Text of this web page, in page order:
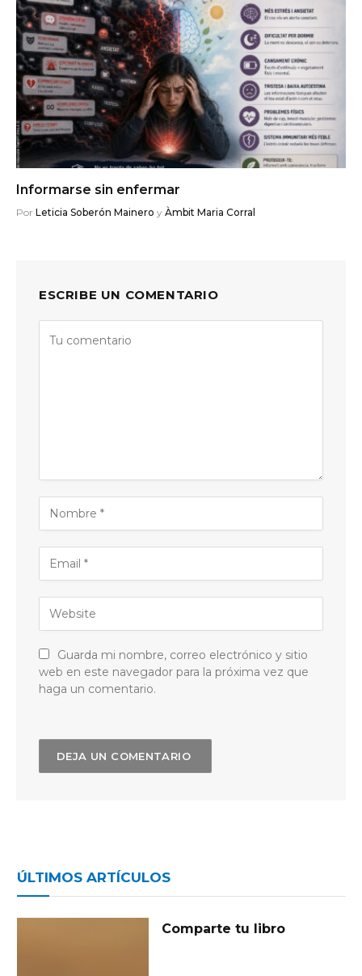
Informarse sin enfermar
Por Leticia Soberón Mainero y Àmbit Maria Corral
ESCRIBE UN COMENTARIO
Guarda mi nombre, correo electrónico y sitio
web en este navegador para la próxima vez que
haga un comentario.
ÚLTIMOS ARTÍCULOS
Comparte tu libro